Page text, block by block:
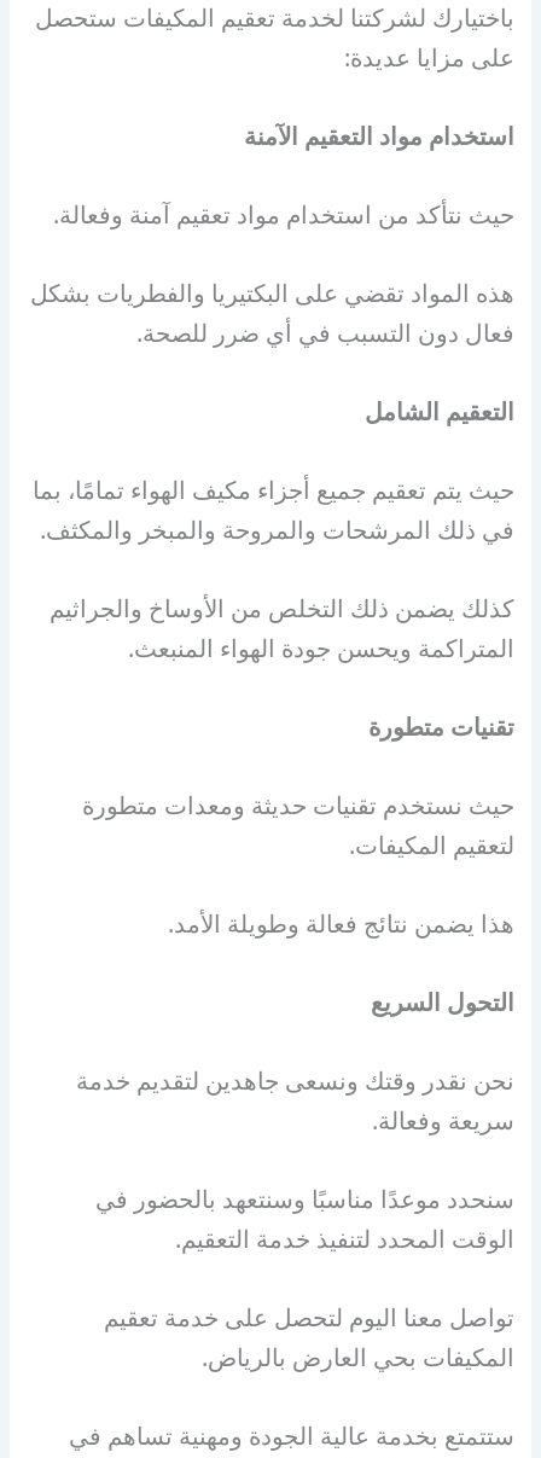
باختيارك لشركتنا لخدمة تعقيم المكيفات ستحصل
على مزايا عديدة:
استخدام مواد التعقيم الآمنة
حيث نتأكد من استخدام مواد تعقيم آمنة وفعالة.
هذه المواد تقضي على البكتيريا والفطريات بشكل
فعال دون التسبب في أي ضرر للصحة.
التعقيم الشامل
حيث يتم تعقيم جميع أجزاء مكيف الهواء تمامًا، بما
في ذلك المرشحات والمروحة والمبخر والمكثف.
كذلك يضمن ذلك التخلص من الأوساخ والجراثيم
المتراكمة ويحسن جودة الهواء المنبعث.
تقنيات متطورة
حيث نستخدم تقنيات حديثة ومعدات متطورة
لتعقيم المكيفات.
هذا يضمن نتائج فعالة وطويلة الأمد.
التحول السريع
نحن نقدر وقتك ونسعى جاهدين لتقديم خدمة
سريعة وفعالة.
سنحدد موعدًا مناسبًا وسنتعهد بالحضور في
الوقت المحدد لتنفيذ خدمة التعقيم.
تواصل معنا اليوم لتحصل على خدمة تعقيم
المكيفات بحي العارض بالرياض.
ستتمتع بخدمة عالية الجودة ومهنية تساهم في